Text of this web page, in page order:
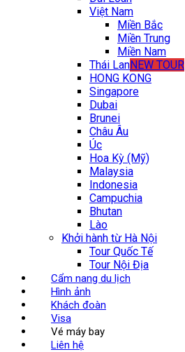
Việt Nam
Miền Bắc
Miền Trung
Miền Nam
Thái LanNEW TOUR
HONG KONG
Singapore
Dubai
Brunei
Châu Âu
Úc
Hoa Kỳ (Mỹ)
Malaysia
Indonesia
Campuchia
Bhutan
Lào
Khởi hành từ Hà Nội
Tour Quốc Tế
Tour Nội Địa
Cẩm nang du lịch
Hình ảnh
Khách đoàn
Visa
Vé máy bay
Liên hệ